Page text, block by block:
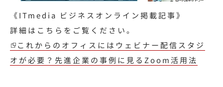
《ITmedia ビジネスオンライン掲載記事》
詳細はこちらをご覧ください。
これからのオフィスにはウェビナー配信スタジ
オが必要？先進企業の事例に見るZoom活用法